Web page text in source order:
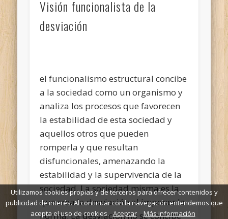
Visión funcionalista de la
desviación
el funcionalismo estructural concibe
a la sociedad como un organismo y
analiza los procesos que favorecen
la estabilidad de esta sociedad y
aquellos otros que pueden
romperla y que resultan
disfuncionales, amenazando la
estabilidad y la supervivencia de la
sociedad. La sociedad misma es la
que crea la desviación al imponer la
norma. La desviación no se concibe
Utilizamos cookies propias y de terceros para ofrecer contenidos y
publicidad de interés. Al continuar con la navegación entendemos que
acepta el uso de cookies. Aceptar Más información